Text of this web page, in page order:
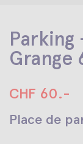
Parking
Grange
CHF 60.-
Place de